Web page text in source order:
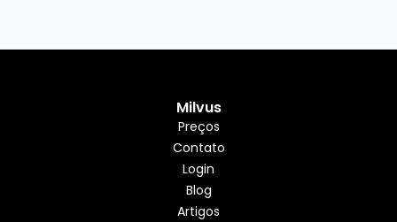
Milvus
Preços
Contato
Login
Blog
Artigos